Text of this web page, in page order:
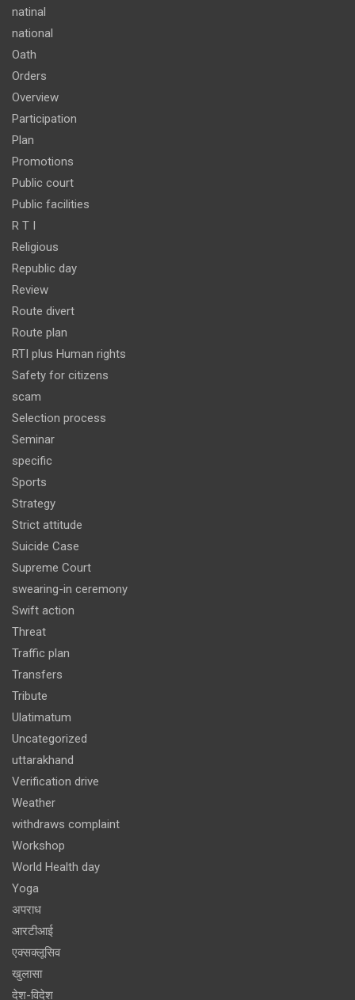
natinal
national
Oath
Orders
Overview
Participation
Plan
Promotions
Public court
Public facilities
R T I
Religious
Republic day
Review
Route divert
Route plan
RTI plus Human rights
Safety for citizens
scam
Selection process
Seminar
specific
Sports
Strategy
Strict attitude
Suicide Case
Supreme Court
swearing-in ceremony
Swift action
Threat
Traffic plan
Transfers
Tribute
Ulatimatum
Uncategorized
uttarakhand
Verification drive
Weather
withdraws complaint
Workshop
World Health day
Yoga
अपराध
आरटीआई
एक्सक्लूसिव
खुलासा
देश-विदेश